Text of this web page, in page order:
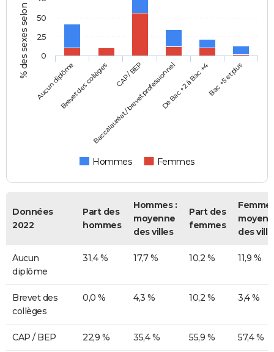
Hommes Femmes
Aucun diplômeBrevet des collèges CAP / BEP
Baccalauréat / brevet professionnelDe Bac +2 à Bac +4Bac +5 et plus
0
25
50
Données
2022
Part des
hommes
Hommes :
moyenne
des villes
Part des
femmes
des
Aucun
diplôme
31,4 % 17,7 % 10,2 % 11,9 %
Brevet des
collèges
0,0 % 4,3 % 10,2 % 3,4 %
CAP / BEP 22,9 % 35,4 % 55,9 % 57,4 %